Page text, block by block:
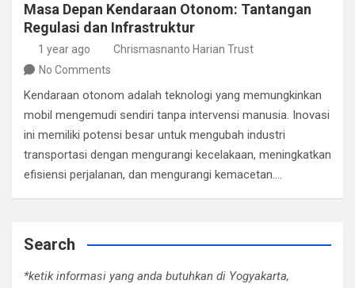
Masa Depan Kendaraan Otonom: Tantangan
Regulasi dan Infrastruktur
1 year ago
Chrismasnanto Harian Trust
No Comments
Kendaraan otonom adalah teknologi yang memungkinkan
mobil mengemudi sendiri tanpa intervensi manusia. Inovasi
ini memiliki potensi besar untuk mengubah industri
transportasi dengan mengurangi kecelakaan, meningkatkan
efisiensi perjalanan, dan mengurangi kemacetan.…
Search
*ketik informasi yang anda butuhkan di Yogyakarta,